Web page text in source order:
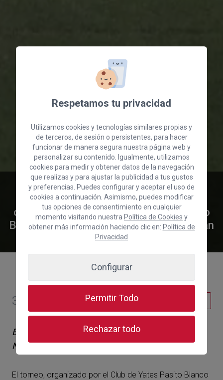
Concluye con éxito el V Open
Internacional de Pesca Pasito Blanco
organizado por el Club de Yates Pasito
Blanco y la Cámara de Comercio de Gran
Canaria
3 de septiembre de 2025
El Blue Marlin gana en el juego del escondite y el
Naiss se proclama campeón
El torneo, organizado por el Club de Yates Pasito Blanco
Respetamos tu privacidad
Utilizamos cookies y tecnologías similares propias y
de terceros, de sesión o persistentes, para hacer
funcionar de manera segura nuestra página web y
personalizar su contenido. Igualmente, utilizamos
cookies para medir y obtener datos de la navegación
que realizas y para ajustar la publicidad a tus gustos
y preferencias. Puedes configurar y aceptar el uso de
cookies a continuación. Asimismo, puedes modificar
tus opciones de consentimiento en cualquier
momento visitando nuestra Política de Cookies y
obtener más información haciendo clic en: Política de
Privacidad
Configurar
Permitir Todo
Rechazar todo